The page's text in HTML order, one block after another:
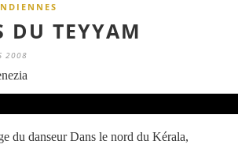
DU TEYYAM
2008
du danseur Dans le nord du Kérala,